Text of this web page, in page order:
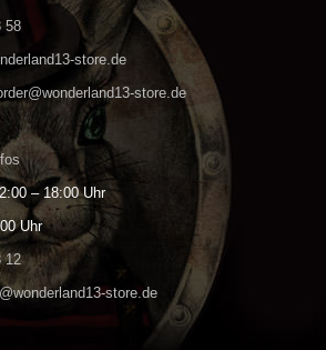
58
store.de
store.de
– 18:00 Uhr
Uhr
12
store.de